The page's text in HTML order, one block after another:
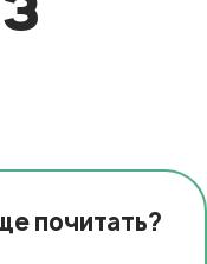
почитать?